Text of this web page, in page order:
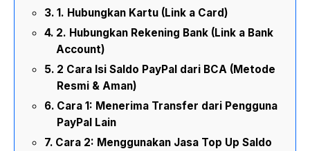
1. Hubungkan Kartu (Link a Card)
2. Hubungkan Rekening Bank (Link a Bank
Account)
2 Cara Isi Saldo PayPal dari BCA (Metode
Resmi & Aman)
Cara 1: Menerima Transfer dari Pengguna
PayPal Lain
Cara 2: Menggunakan Jasa Top Up Saldo